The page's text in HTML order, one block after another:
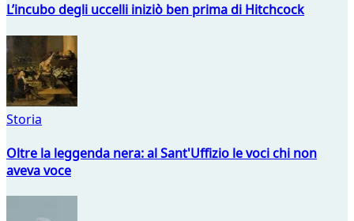
L’incubo degli uccelli iniziò ben prima di Hitchcock
Storia
Oltre la leggenda nera: al Sant'Uffizio le voci chi non
aveva voce